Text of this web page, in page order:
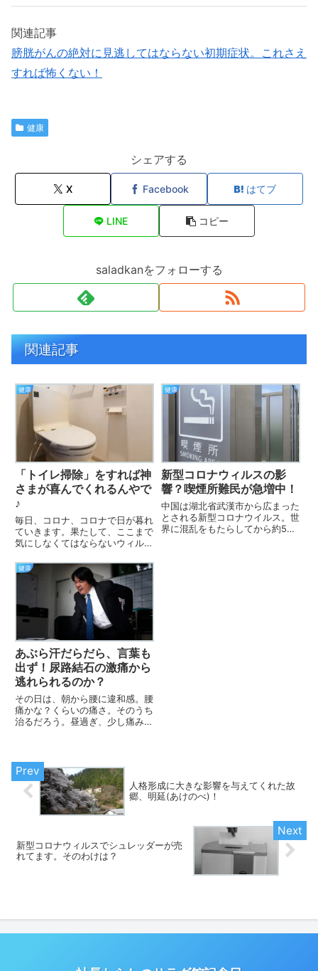
関連記事
膀胱がんの絶対に見逃してはならない初期症状。これさえ
すれば怖くない！
健康
シェアする
X Facebook はてブ
LINE コピー
saladkanをフォローする
関連記事
健康
「トイレ掃除」をすれば神
さまが喜んでくれるんやで
♪
毎日、コロナ、コロナで日が暮れ
ていきます。果たして、ここまで
気にしなくてはならないウィルス
ば、世間から袋叩きに合うかもし
れませんね。ホームステイ中のト
イレ掃除でもね、例えばPCR検査
をもっと増やせとマスコミはは...
健康
新型コロナウィルスの影
響？喫煙所難民が急増中！
中国は湖北省武漢市から広まった
とされる新型コロナウイルス。世
界に混乱をもたらしてから約5か
健康
あぶら汗だらだら、言葉も
出ず！尿路結石の激痛から
逃れられるのか？
その日は、朝から腰に違和感。腰
痛かな？くらいの痛さ。そのうち
治るだろう。昼過ぎ、少し痛みが
もう12時も回っているので、先
生に迷惑をかけるわけにはいか
な...
人格形成に大きな影響を与えてくれた故
郷、明延(あけのべ)！
新型コロナウィルスでシュレッダーが売
れてます。そのわけは？